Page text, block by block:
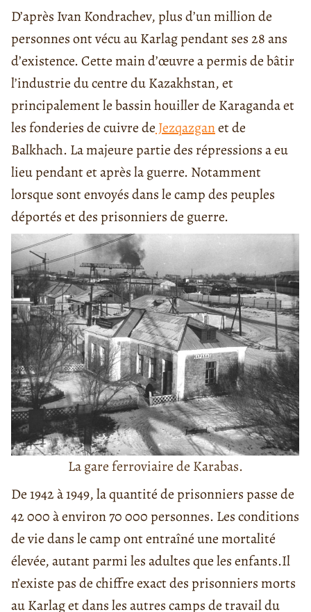
D’après Ivan Kondrachev, plus d’un million de
personnes ont vécu au Karlag pendant ses 28 ans
d’existence. Cette main d’œuvre a permis de bâtir
l’industrie du centre du Kazakhstan, et
principalement le bassin houiller de Karaganda et
les fonderies de cuivre de Jezqazganet de
Balkhach. La majeure partie des répressions a eu
lieu pendant et après la guerre. Notamment
lorsque sont envoyés dans le camp des peuples
déportés et des prisonniers de guerre.
La gare ferroviaire de Karabas.
De 1942 à 1949, la quantité de prisonniers passe de
42 000 à environ 70 000 personnes. Les conditions
de vie dans le camp ont entraîné une mortalité
élevée, autant parmi les adultes que les enfants.Il
n’existe pas de chiffre exact des prisonniers morts
au Karlag et dans les autres camps de travail du